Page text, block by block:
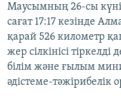
Маусымның 26-сы күні
сағат 17:17 кезінде
қарай 526 километр
жер сілкінісі
білім және ғылым
әдістеме-тәжірибелік